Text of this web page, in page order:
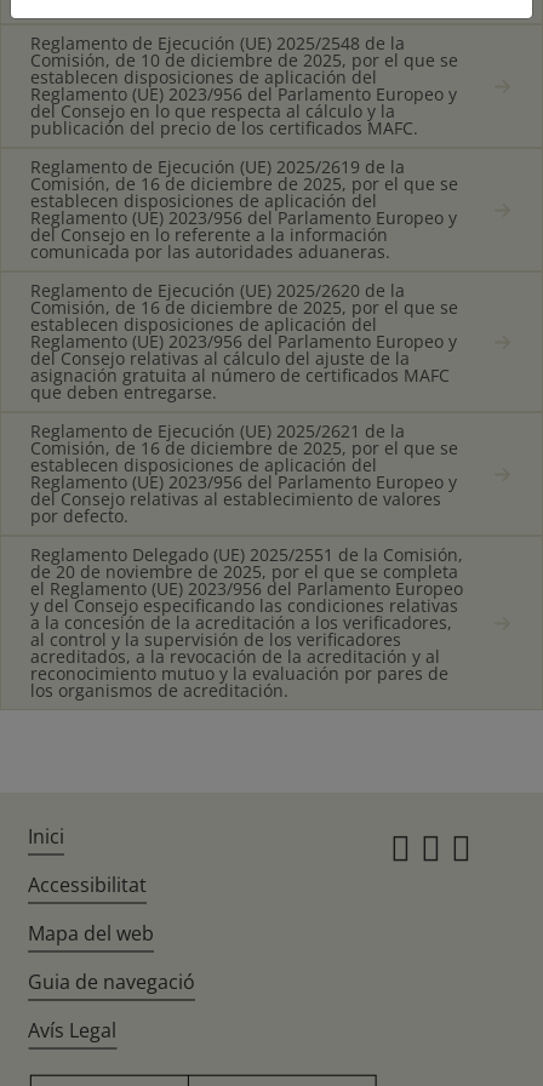
Reglamento de Ejecución (UE) 2025/2548 de la
Comisión, de 10 de diciembre de 2025, por el que se
establecen disposiciones de aplicación del
Reglamento (UE) 2023/956 del Parlamento Europeo y
del Consejo en lo que respecta al cálculo y la
publicación del precio de los certificados MAFC.
Reglamento de Ejecución (UE) 2025/2619 de la
Comisión, de 16 de diciembre de 2025, por el que se
establecen disposiciones de aplicación del
Reglamento (UE) 2023/956 del Parlamento Europeo y
del Consejo en lo referente a la información
comunicada por las autoridades aduaneras.
Reglamento de Ejecución (UE) 2025/2620 de la
Comisión, de 16 de diciembre de 2025, por el que se
establecen disposiciones de aplicación del
Reglamento (UE) 2023/956 del Parlamento Europeo y
del Consejo relativas al cálculo del ajuste de la
asignación gratuita al número de certificados MAFC
que deben entregarse.
Reglamento de Ejecución (UE) 2025/2621 de la
Comisión, de 16 de diciembre de 2025, por el que se
establecen disposiciones de aplicación del
Reglamento (UE) 2023/956 del Parlamento Europeo y
del Consejo relativas al establecimiento de valores
por defecto.
Reglamento Delegado (UE) 2025/2551 de la Comisión,
de 20 de noviembre de 2025, por el que se completa
el Reglamento (UE) 2023/956 del Parlamento Europeo
y del Consejo especificando las condiciones relativas
a la concesión de la acreditación a los verificadores,
al control y la supervisión de los verificadores
acreditados, a la revocación de la acreditación y al
reconocimiento mutuo y la evaluación por pares de
los organismos de acreditación.
Inici
Accessibilitat
Mapa del web
Guia de navegació
Avís Legal